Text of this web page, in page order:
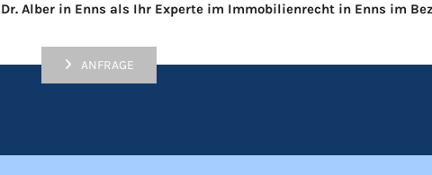
Dr. Alber in Enns als Ihr Experte im Immobilienrecht in Enns im
ANFRAGE